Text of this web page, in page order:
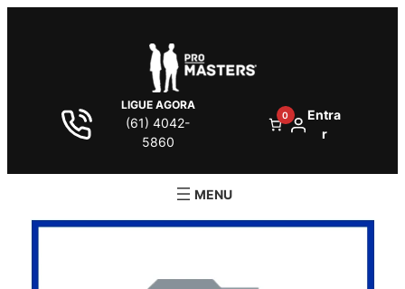
LIGUE AGORA
(61) 4042-
5860
0
Entra
r